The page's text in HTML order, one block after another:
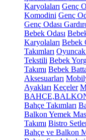
Karyolaları Genç
Komodini Genç
Genç Odası
Bebek Odası
Karyolaları Bebek
Takımları
Tekstili Bebek
Takımı Bebek
Aksesuarları
Ayakları Keçeler
Bahçe Takımları
Balkon Yemek
Takımı Bistro
Bahçe ve Balkon